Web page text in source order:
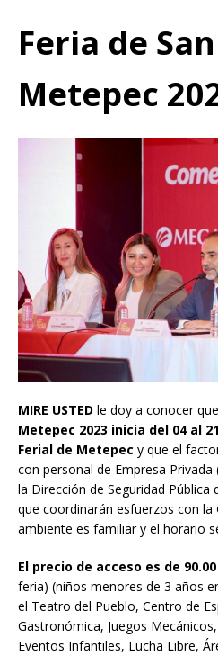
Feria de
Metepec
MIRE USTED le doy a conocer
Metepec 2023 inicia del 04 al
Ferial de Metepec y que el
con personal de Empresa
la Dirección de Seguridad Pública
que coordinarán esfuerzos con la
ambiente es familiar y el horario
El precio de acceso es de
feria) (niños menores de 3 años
el Teatro del Pueblo, Centro de
Gastronómica, Juegos
Eventos Infantiles, Lucha Libre,